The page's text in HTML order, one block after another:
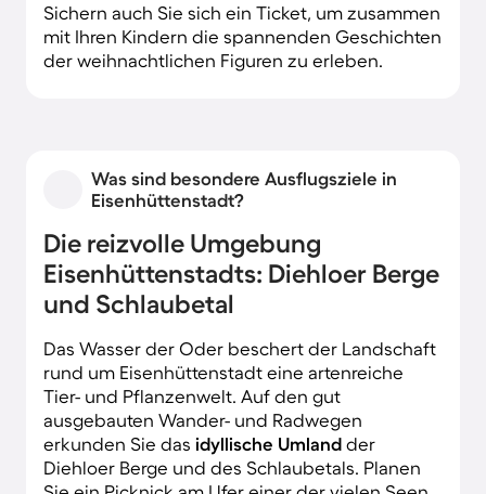
Sichern auch Sie sich ein Ticket, um zusammen
mit Ihren Kindern die spannenden Geschichten
der weihnachtlichen Figuren zu erleben.
Was sind besondere Ausflugsziele in
Eisenhüttenstadt?
Die reizvolle Umgebung
Eisenhüttenstadts: Diehloer Berge
und Schlaubetal
Das Wasser der Oder beschert der Landschaft
rund um Eisenhüttenstadt eine artenreiche
Tier- und Pflanzenwelt. Auf den gut
ausgebauten Wander- und Radwegen
erkunden Sie das idyllische Umland der
Diehloer Berge und des Schlaubetals. Planen